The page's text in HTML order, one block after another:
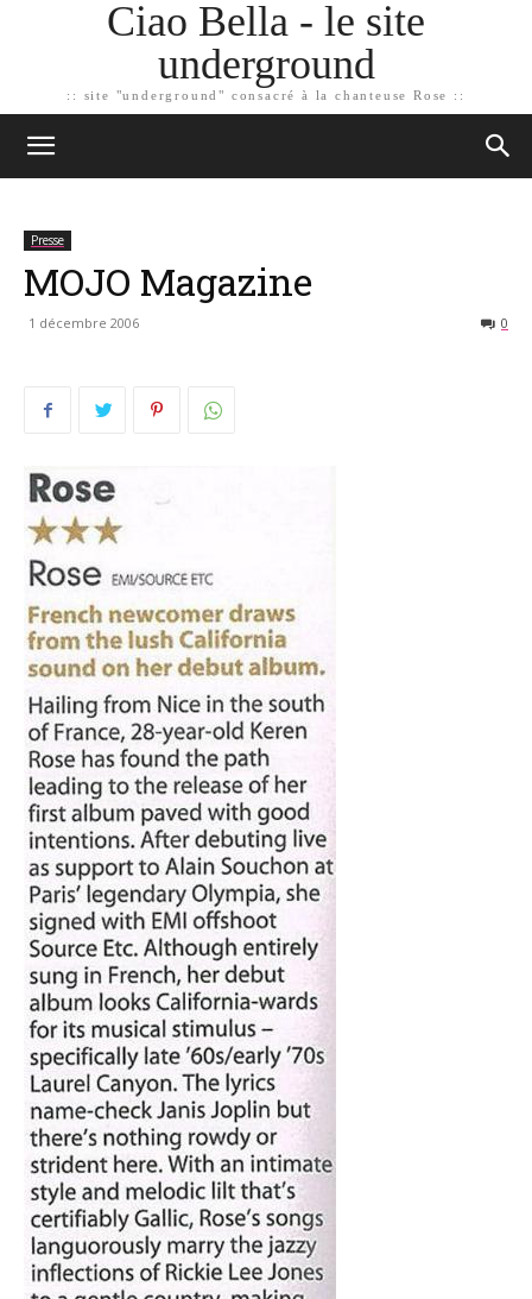
Ciao Bella - le site
underground
:: site "underground" consacré à la chanteuse Rose ::
Presse
MOJO Magazine
1 décembre 2006 0